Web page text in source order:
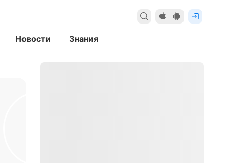
Новости Знания